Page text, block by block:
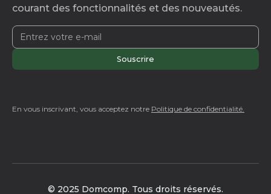
courant des fonctionnalités et des nouveautés.
En vous inscrivant, vous acceptez notre Politique de confidentialité.
© 2025 Domcomp. Tous droits réservés.